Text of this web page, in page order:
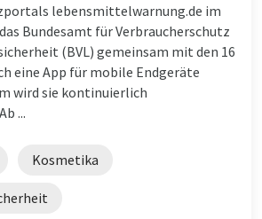
lebensmittelwarnung.de im
Bundesamt für Verbraucherschutz
(BVL) gemeinsam mit den 16
eine App für mobile Endgeräte
wird sie kontinuierlich
...
Kosmetika